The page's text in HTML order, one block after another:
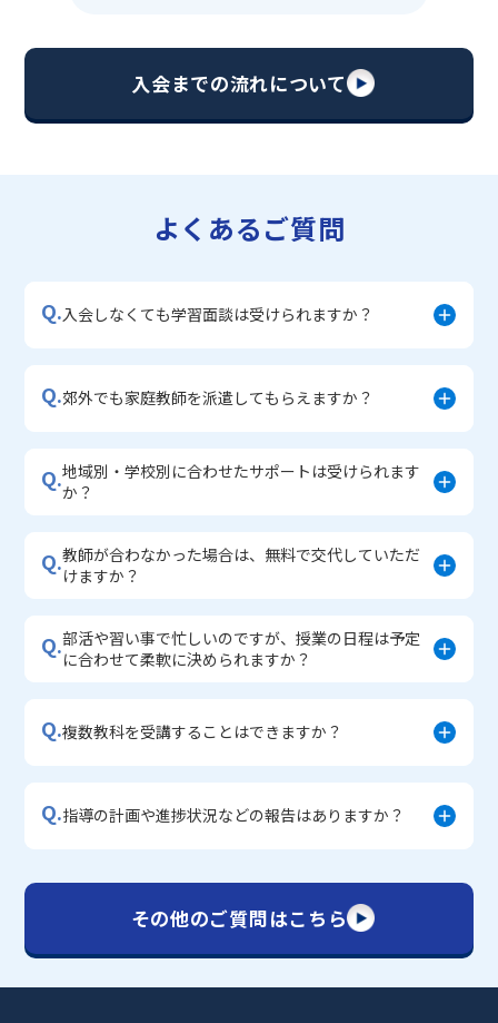
・【志望校別】公立・私立高校受験対策コース
・宿題サポートコース
・学習習慣定着コース
入会までの流れについて
よくあるご質問
Q.入会しなくても学習面談は受けられますか？
Q.郊外でも家庭教師を派遣してもらえますか？
Q.地域別・学校別に合わせたサポートは受けられます
か？
Q.教師が合わなかった場合は、無料で交代していただ
けますか？
Q.部活や習い事で忙しいのですが、授業の日程は予定
に合わせて柔軟に決められますか？
Q.複数教科を受講することはできますか？
Q.指導の計画や進捗状況などの報告はありますか？
その他のご質問はこちら